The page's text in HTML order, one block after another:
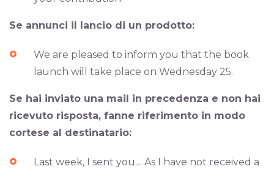
Se annunci il lancio di un prodotto:
We are pleased to inform you that the book
launch will take place on Wednesday 25.
Se hai inviato una mail in precedenza e non hai
ricevuto risposta, fanne riferimento in modo
cortese al destinatario:
Last week, I sent you… As I have not received a